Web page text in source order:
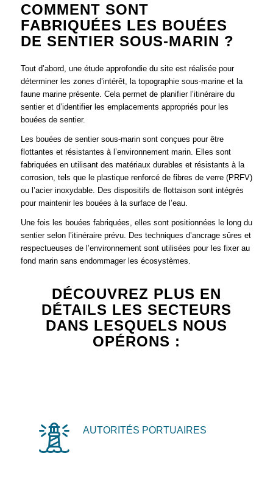
COMMENT SONT
FABRIQUÉES LES BOUÉES
DE SENTIER SOUS-MARIN ?
Tout d’abord, une étude approfondie du site est réalisée pour
déterminer les zones d’intérêt, la topographie sous-marine et la
faune marine présente. Cela permet de planifier l’itinéraire du
sentier et d’identifier les emplacements appropriés pour les
bouées de sentier.
Les bouées de sentier sous-marin sont conçues pour être
flottantes et résistantes à l’environnement marin. Elles sont
fabriquées en utilisant des matériaux durables et résistants à la
corrosion, tels que le plastique renforcé de fibres de verre (PRFV)
ou l’acier inoxydable. Des dispositifs de flottaison sont intégrés
pour maintenir les bouées à la surface de l’eau.
Une fois les bouées fabriquées, elles sont positionnées le long du
sentier selon l’itinéraire prévu. Des techniques d’ancrage sûres et
respectueuses de l’environnement sont utilisées pour les fixer au
fond marin sans endommager les écosystèmes.
DÉCOUVREZ PLUS EN
DÉTAILS LES SECTEURS
DANS LESQUELS NOUS
OPÉRONS :
AUTORITÉS PORTUAIRES